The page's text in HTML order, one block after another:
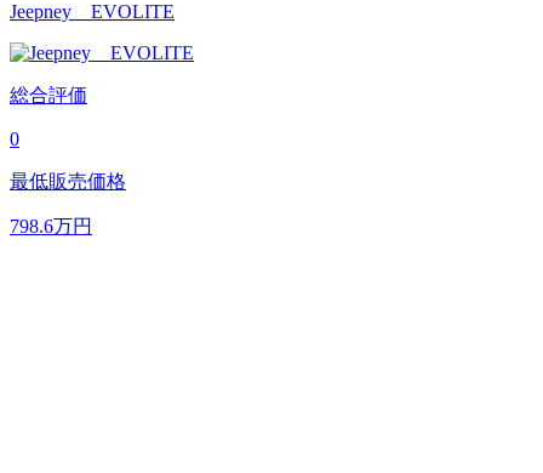
Jeepney EVOLITE
総合評価
0
最低販売価格
798.6万円